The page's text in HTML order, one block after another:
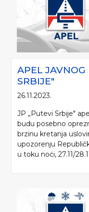
APEL JAVNOG
SRBIJE"
26.11.2023.
JP „Putevi Srbije"
budu posebno
brzinu kretanja
upozorenju
u toku noći, 27.11/
Molimo da prilikom
prezentacije „Putevi Srbije“
d.o.o.).